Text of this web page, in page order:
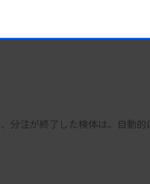
より、緊急検体とルーチン検
分注が終了した検体は、自動